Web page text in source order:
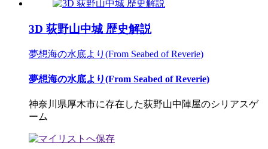
3D 荻野山中城 歴史解説
夢想海の水底より(From Seabed of Reverie)
夢想海の水底より(From Seabed of Reverie)
神奈川県厚木市に存在した荻野山中陣屋のシリアスゲ
ーム